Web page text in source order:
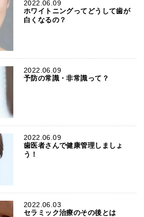
2022.06.09
ホワイトニングってどうして歯が
白くなるの？
2022.06.09
予防の常識・非常識って？
2022.06.09
歯医者さんで健康管理しましょ
う！
2022.06.03
セラミック治療のその後とは